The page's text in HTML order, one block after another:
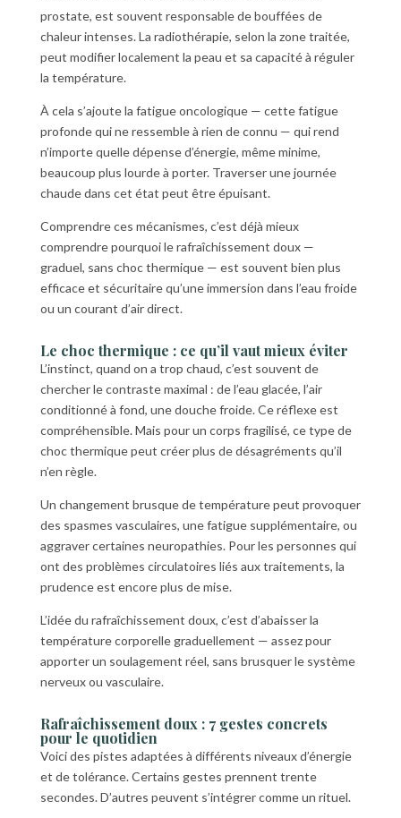
prostate, est souvent responsable de bouffées de
chaleur intenses. La radiothérapie, selon la zone traitée,
peut modifier localement la peau et sa capacité à réguler
la température.
À cela s’ajoute la fatigue oncologique — cette fatigue
profonde qui ne ressemble à rien de connu — qui rend
n’importe quelle dépense d’énergie, même minime,
beaucoup plus lourde à porter. Traverser une journée
chaude dans cet état peut être épuisant.
Comprendre ces mécanismes, c’est déjà mieux
comprendre pourquoi le rafraîchissement doux —
graduel, sans choc thermique — est souvent bien plus
efficace et sécuritaire qu’une immersion dans l’eau froide
ou un courant d’air direct.
Le choc thermique : ce qu’il vaut mieux éviter
L’instinct, quand on a trop chaud, c’est souvent de
chercher le contraste maximal : de l’eau glacée, l’air
conditionné à fond, une douche froide. Ce réflexe est
compréhensible. Mais pour un corps fragilisé, ce type de
choc thermique peut créer plus de désagréments qu’il
n’en règle.
Un changement brusque de température peut provoquer
des spasmes vasculaires, une fatigue supplémentaire, ou
aggraver certaines neuropathies. Pour les personnes qui
ont des problèmes circulatoires liés aux traitements, la
prudence est encore plus de mise.
L’idée du rafraîchissement doux, c’est d’abaisser la
température corporelle graduellement — assez pour
apporter un soulagement réel, sans brusquer le système
nerveux ou vasculaire.
Rafraîchissement doux : 7 gestes concrets
pour le quotidien
Voici des pistes adaptées à différents niveaux d’énergie
et de tolérance. Certains gestes prennent trente
secondes. D’autres peuvent s’intégrer comme un rituel.